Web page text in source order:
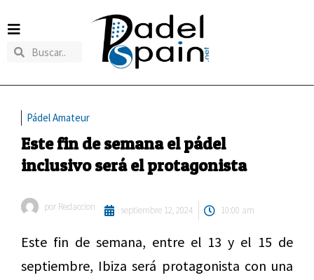
Pádel Amateur
Este fin de semana el pádel
inclusivo será el protagonista
por Redaccion septiembre 12, 2024 10:00 am
Este fin de semana, entre el 13 y el 15 de
septiembre, Ibiza será protagonista con una